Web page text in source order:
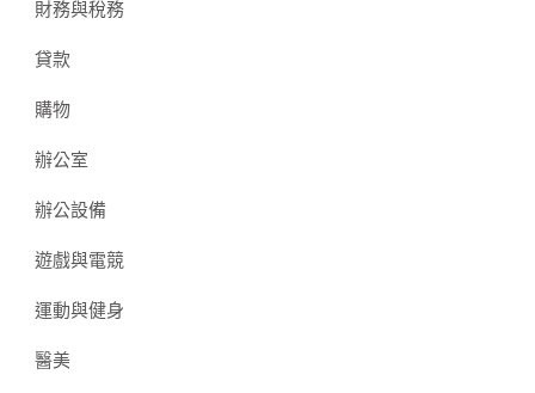
財務與稅務
貸款
購物
辦公室
辦公設備
遊戲與電競
運動與健身
醫美